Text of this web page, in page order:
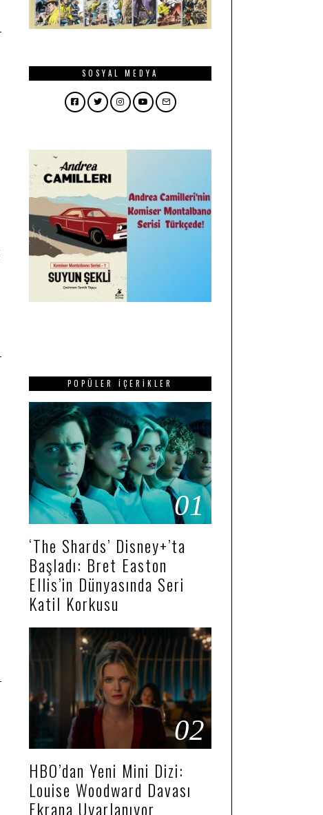
SOSYAL MEDYA
Facebook
TwitterInstagram
YouTube
Email
POPÜLER İÇERIKLER
01
‘The Shards’ Disney+’ta
Başladı: Bret Easton
Ellis’in Dünyasında Seri
Katil Korkusu
02
HBO’dan Yeni Mini Dizi:
Louise Woodward Davası
Ekrana Uyarlanıyor